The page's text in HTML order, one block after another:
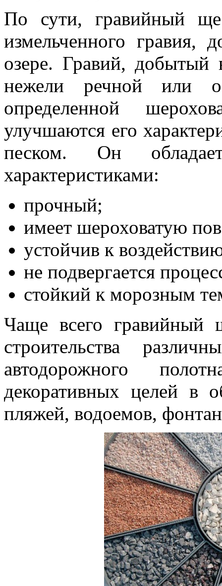
По сути, гравийный
измельченного гравия,
озере. Гравий, добытый
нежели речной или
определенной
улучшаются его
песком. Он
характеристиками:
прочный;
имеет шероховатую
устойчив к
не подвергается
стойкий к морозным
Чаще всего гравийный
строительства
автодорожного
декоративных целей в
пляжей, водоемов,